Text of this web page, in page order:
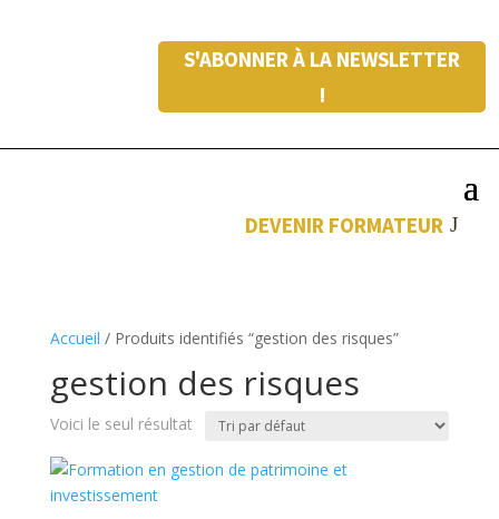
S'ABONNER À LA NEWSLETTER
!
DEVENIR FORMATEUR
Accueil / Produits identifiés “gestion des risques”
gestion des risques
Voici le seul résultat